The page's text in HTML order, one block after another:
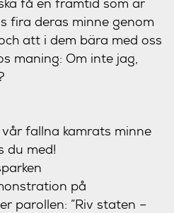
fira deras minne genom
att i dem bära med oss
maning: Om inte jag,
fallna kamrats minne
du med!
på
parollen: ”Riv staten –